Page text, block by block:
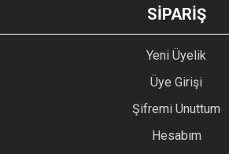
GÖNDER
SİPARİŞ
Yeni Üyelik
Üye Girişi
Şifremi Unuttum
Hesabım